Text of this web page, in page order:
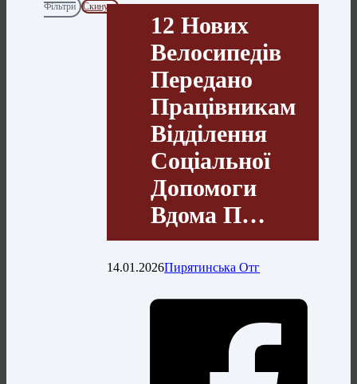
Фільтри
Скинути
12 Нових
Велосипедів
Передано
Працівникам
Відділення
Соціальної
Допомоги
Вдома П…
14.01.2026Пирятинська Отг